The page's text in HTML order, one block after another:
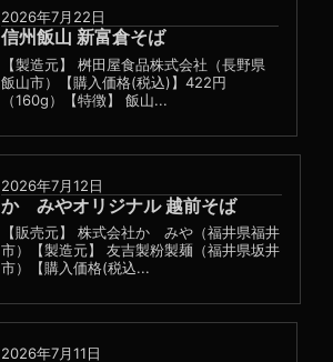
2026年7月22日
信州飯山 新富倉そば
【製造元】 桝田屋食品株式会社（長野県
飯山市）【購入価格(税込)】422円
（160g）【特徴】 飯山...
2026年7月12日
かゞみやオリジナル 越前そば
【販売元】 株式会社かゞみや（福井県福井
市）【製造元】 友吉製粉製麺（福井県坂井
市）【購入価格(税込...
2026年7月11日